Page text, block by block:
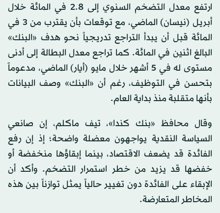
ارتفع معدل التضخم السنوي إلى 2.8 في المائة خلال
أبريل (نيسان) الماضي، مع توقعات بأن يقترب من 3 في
المائة قبل أن يبدأ التراجع تدريجياً نحو هدف «البنك»
البالغ اثنين في المائة. كما تراجع معدل البطالة إلى أدنى
مستوى له في 5 أشهر خلال مايو (أيار) الماضي، مدعوماً
بتحسن في التوظيف، رغم أن «البنك» وصف البيانات
بأنها متقلبة منذ بداية العام.
وقال محافظ «بنك كندا»، تيف ماكلم، إن صانعي
السياسة النقدية يواجهون معضلة واضحة؛ إذ إن رفع
الفائدة قد يضعف الاقتصاد، بينما إبقاؤها منخفضة أو
خفضها قد يزيد من خطر استمرار التضخم. وأكد أن
الإبقاء على الفائدة دون تغيير حالياً يمثل توازناً بين هذه
المخاطر المتعارضة.